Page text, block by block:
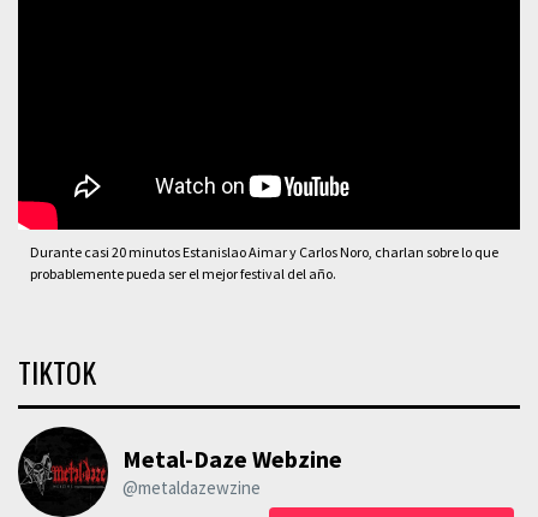
Durante casi 20 minutos Estanislao Aimar y Carlos Noro, charlan sobre lo que
probablemente pueda ser el mejor festival del año.
TIKTOK
Metal-Daze Webzine
@metaldazewzine